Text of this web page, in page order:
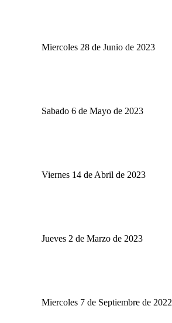
Miercoles 28 de Junio de 2023
Sabado 6 de Mayo de 2023
Viernes 14 de Abril de 2023
Jueves 2 de Marzo de 2023
Miercoles 7 de Septiembre de 2022